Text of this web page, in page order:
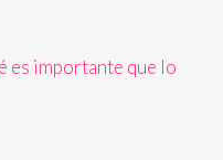
es importante que lo